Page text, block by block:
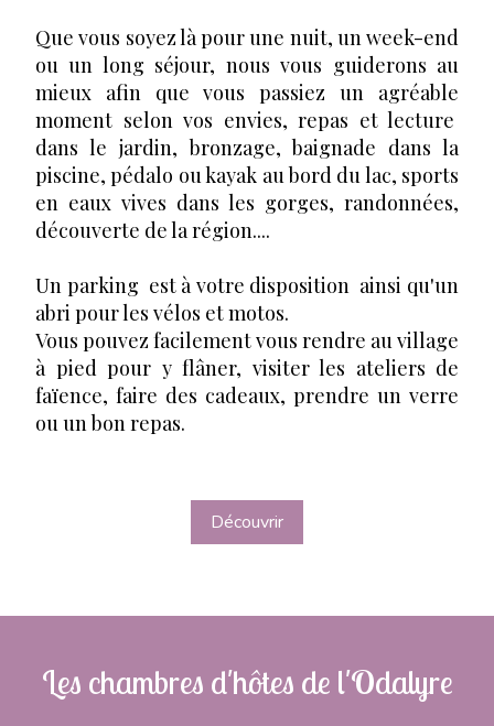
Que vous soyez là pour une nuit, un week-end
ou un long séjour, nous vous guiderons au
mieux afin que vous passiez un agréable
moment selon vos envies, repas et lecture
dans le jardin, bronzage, baignade dans la
piscine, pédalo ou kayak au bord du lac, sports
en eaux vives dans les gorges, randonnées,
découverte de la région....
Un parking est à votre disposition ainsi qu'un
abri pour les vélos et motos.
Vous pouvez facilement vous rendre au village
à pied pour y flâner, visiter les ateliers de
faïence, faire des cadeaux, prendre un verre
ou un bon repas.
Découvrir
Les chambres d'hôtes de l'Odalyre